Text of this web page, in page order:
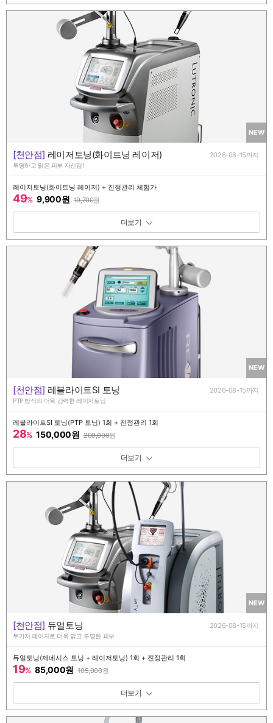
NEW
[천안점] 레이저토닝(화이트닝 레이저) 2026-08-15까지
투명하고 맑은 피부 자신감!
레이저토닝(화이트닝 레이저) + 진정관리 체험가
49% 9,900원 19,700원
패키지 보기 토글
NEW
[천안점] 레블라이트SI 토닝 2026-08-15까지
PTP 방식의 더욱 강력한 레이저토닝
레블라이트SI 토닝(PTP 토닝) 1회 + 진정관리 1회
28% 150,000원 209,000원
패키지 보기 토글
NEW
[천안점] 듀얼토닝 2026-08-15까지
두가지 레이저로 더욱 맑고 투명한 피부
듀얼토닝(제네시스 토닝 + 레이저토닝) 1회 + 진정관리 1회
19% 85,000원 105,000원
패키지 보기 토글